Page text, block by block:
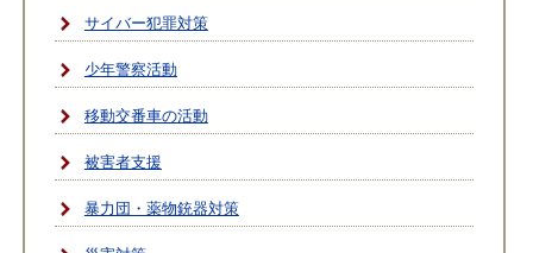
サイバー犯罪対策
少年警察活動
移動交番車の活動
被害者支援
暴力団・薬物銃器対策